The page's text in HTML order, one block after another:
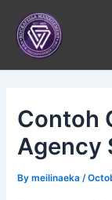
content
Contoh
Agency
Bymeilinaeka/